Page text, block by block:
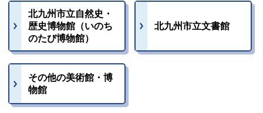
北九州市立自然史・
歴史博物館（いのち
のたび博物館）
北九州市立文書館
その他の美術館・博
物館